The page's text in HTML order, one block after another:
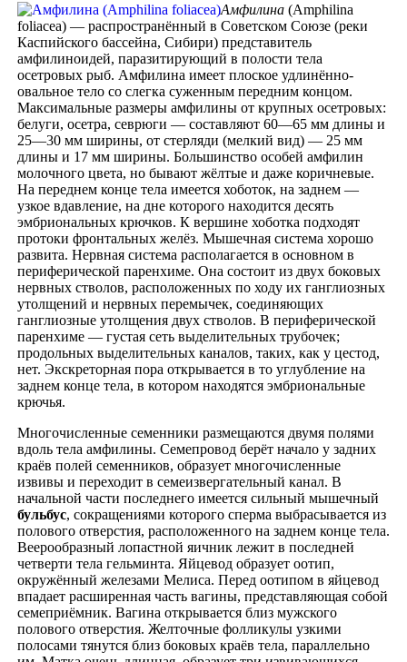
Амфилина (Amphilina
foliacea) — распространённый в Советском Союзе (реки
Каспийского бассейна, Сибири) представитель
амфилиноидей, паразитирующий в полости тела
осетровых рыб. Амфилина имеет плоское удлинённо-
овальное тело со слегка суженным передним концом.
Максимальные размеры амфилины от крупных осетровых:
белуги, осетра, севрюги — составляют 60—65 мм длины и
25—30 мм ширины, от стерляди (мелкий вид) — 25 мм
длины и 17 мм ширины. Большинство особей амфилин
молочного цвета, но бывают жёлтые и даже коричневые.
На переднем конце тела имеется хоботок, на заднем —
узкое вдавление, на дне которого находится десять
эмбриональных крючков. К вершине хоботка подходят
протоки фронтальных желёз. Мышечная система хорошо
развита. Нервная система располагается в основном в
периферической паренхиме. Она состоит из двух боковых
нервных стволов, расположенных по ходу их ганглиозных
утолщений и нервных перемычек, соединяющих
ганглиозные утолщения двух стволов. В периферической
паренхиме — густая сеть выделительных трубочек;
продольных выделительных каналов, таких, как у цестод,
нет. Экскреторная пора открывается в то углубление на
заднем конце тела, в котором находятся эмбриональные
крючья.
Многочисленные семенники размещаются двумя полями
вдоль тела амфилины. Семепровод берёт начало у задних
краёв полей семенников, образует многочисленные
извивы и переходит в семеизвергательный канал. В
начальной части последнего имеется сильный мышечный
бульбус, сокращениями которого сперма выбрасывается из
полового отверстия, расположенного на заднем конце тела.
Веерообразный лопастной яичник лежит в последней
четверти тела гельминта. Яйцевод образует оотип,
окружённый железами Мелиса. Перед оотипом в яйцевод
впадает расширенная часть вагины, представляющая собой
семеприёмник. Вагина открывается близ мужского
полового отверстия. Желточные фолликулы узкими
полосами тянутся близ боковых краёв тела, параллельно